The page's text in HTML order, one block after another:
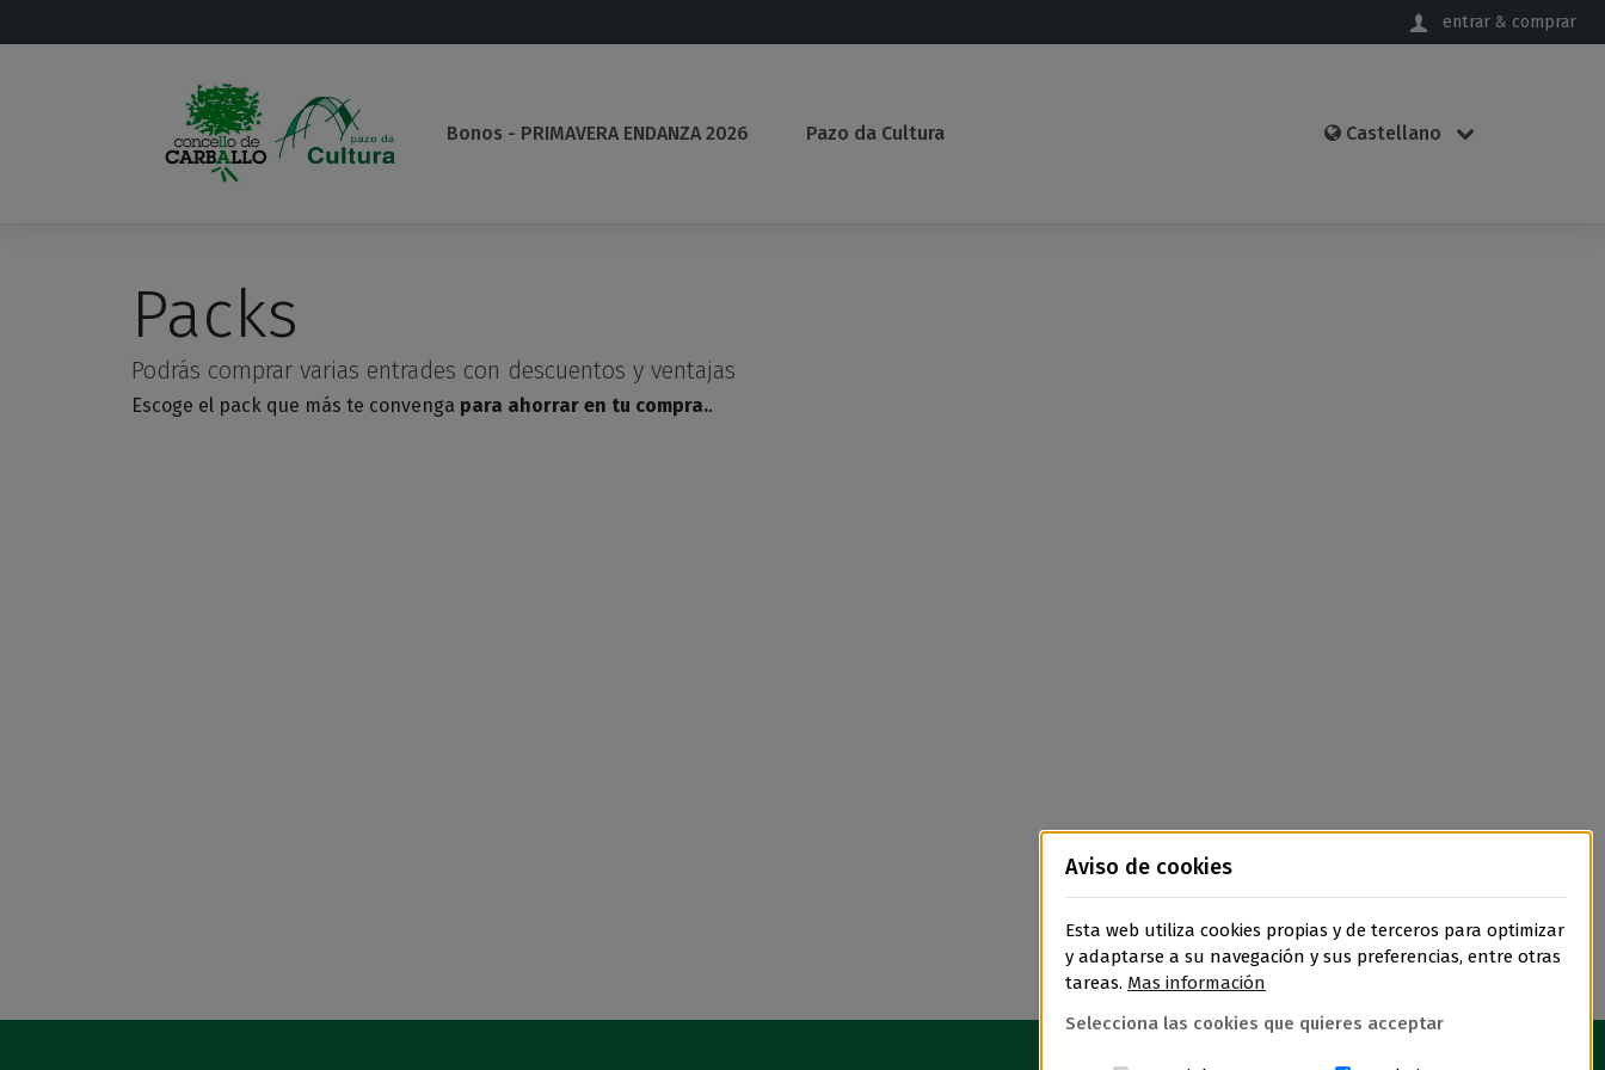
entrar & comprar
Bonos - PRIMAVERA ENDANZA 2026(current)Pazo da Cultura(current) Castellano
Castellano
Packs
Podrás comprar varias entrades con descuentos y ventajas
Escoge el pack que más te convenga para ahorrar en tu compra..
Aviso de cookies
Esta web utiliza cookies propias y de terceros para optimizar
y adaptarse a su navegación y sus preferencias, entre otras
tareas. Mas información
Selecciona las cookies que quieres acceptar